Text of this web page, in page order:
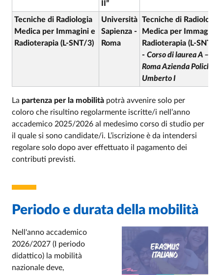
II”
Tecniche di Radiologia
Medica per Immagini e
Radioterapia (L-SNT/3)
Università
Sapienza -
Roma
Tecniche di Radiologia
Medica per Immagini
Radioterapia (L-SNT/
- Corso di laurea A –
Roma Azienda
Umberto I
La partenza per la mobilità potrà avvenire solo per
coloro che risultino regolarmente iscritte/i nell’anno
accademico 2025/2026 al medesimo corso di studio per
il quale si sono candidate/i. L’iscrizione è da intendersi
regolare solo dopo aver effettuato il pagamento dei
contributi previsti.
Periodo e durata della mobilità
Nell'anno accademico
2026/2027 (I periodo
didattico) la mobilità
nazionale deve,